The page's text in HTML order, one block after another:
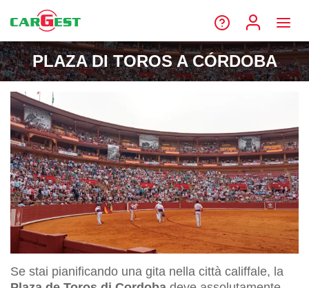
PLAZA DI TOROS A CÓRDOBA
Se stai pianificando una gita nella città califfale, la